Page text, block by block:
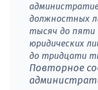
должностных
тысяч до пяти
юридических
до тридцати
Повторное